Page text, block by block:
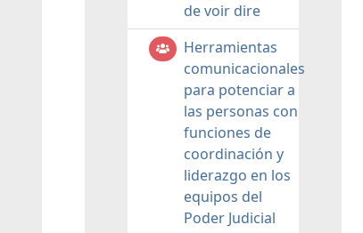
de voir dire
Herramientas
comunicacionales
para potenciar a
las personas con
funciones de
coordinación y
liderazgo en los
equipos del
Poder Judicial